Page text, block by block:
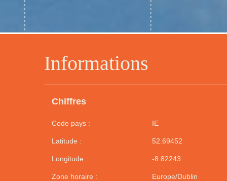
Informations
Chiffres
Code pays : IE
Latitude : 52.69452
Longitude : -8.82243
Zone horaire : Europe/Dublin